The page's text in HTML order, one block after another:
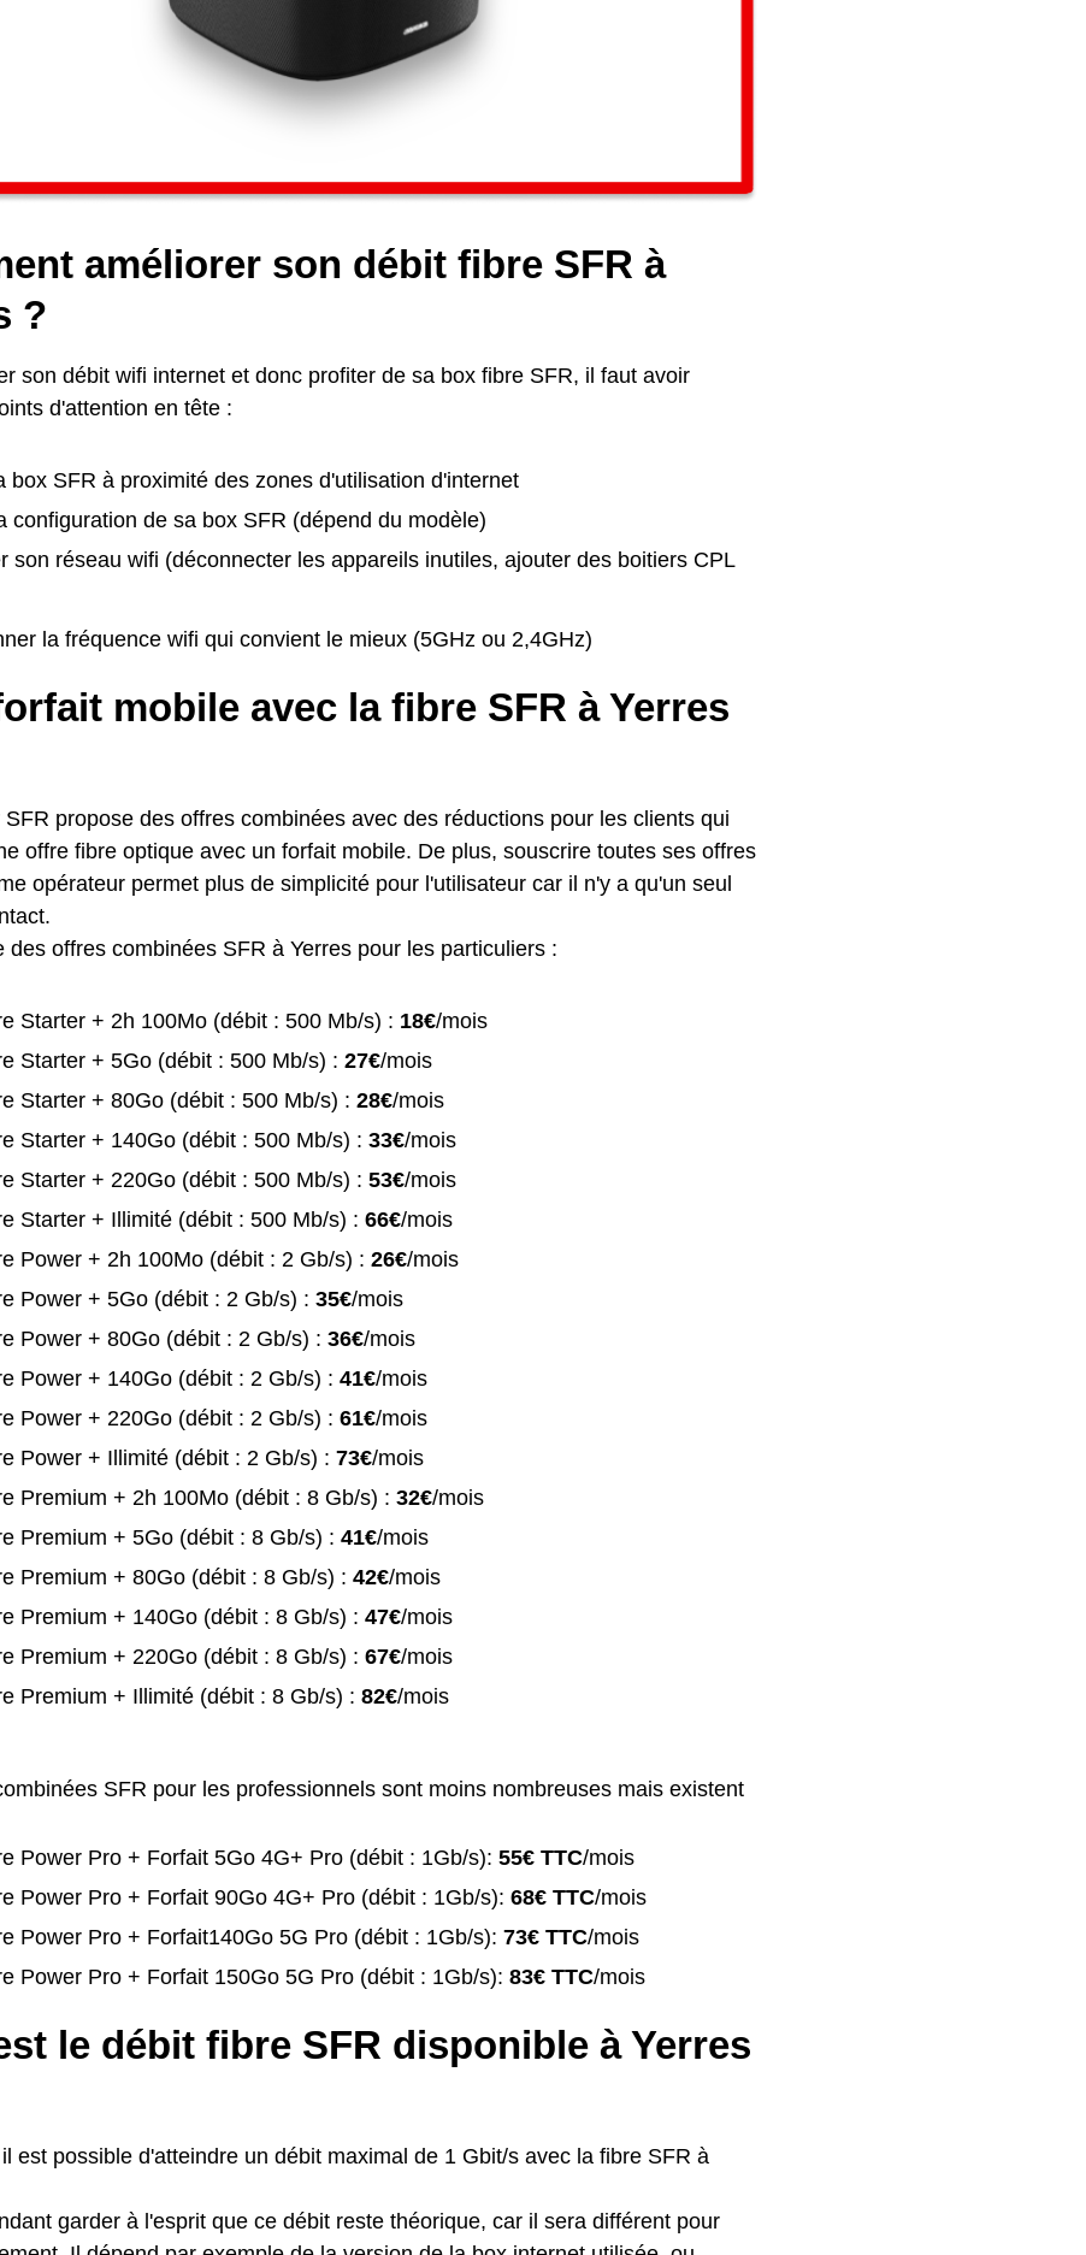
améliorer son débit fibre SFR à
?
son débit wifi internet et donc profiter de sa box fibre SFR, il faut avoir
d'attention en tête :
box SFR à proximité des zones d'utilisation d'internet
configuration de sa box SFR (dépend du modèle)
son réseau wifi (déconnecter les appareils inutiles, ajouter des boitiers CPL
la fréquence wifi qui convient le mieux (5GHz ou 2,4GHz)
mobile avec la fibre SFR à Yerres
SFR propose des offres combinées avec des réductions pour les clients qui
offre fibre optique avec un forfait mobile. De plus, souscrire toutes ses offres
opérateur permet plus de simplicité pour l'utilisateur car il n'y a qu'un seul
des offres combinées SFR à Yerres pour les particuliers :
Starter + 2h 100Mo (débit : 500 Mb/s) : 18€/mois
Starter + 5Go (débit : 500 Mb/s) : 27€/mois
Starter + 80Go (débit : 500 Mb/s) : 28€/mois
Starter + 140Go (débit : 500 Mb/s) : 33€/mois
Starter + 220Go (débit : 500 Mb/s) : 53€/mois
Starter + Illimité (débit : 500 Mb/s) : 66€/mois
Power + 2h 100Mo (débit : 2 Gb/s) : 26€/mois
Power + 5Go (débit : 2 Gb/s) : 35€/mois
Power + 80Go (débit : 2 Gb/s) : 36€/mois
Power + 140Go (débit : 2 Gb/s) : 41€/mois
Power + 220Go (débit : 2 Gb/s) : 61€/mois
Power + Illimité (débit : 2 Gb/s) : 73€/mois
Premium + 2h 100Mo (débit : 8 Gb/s) : 32€/mois
Premium + 5Go (débit : 8 Gb/s) : 41€/mois
Premium + 80Go (débit : 8 Gb/s) : 42€/mois
Premium + 140Go (débit : 8 Gb/s) : 47€/mois
Premium + 220Go (débit : 8 Gb/s) : 67€/mois
Premium + Illimité (débit : 8 Gb/s) : 82€/mois
SFR pour les professionnels sont moins nombreuses mais existent
Power Pro + Forfait 5Go 4G+ Pro (débit : 1Gb/s): 55€ TTC/mois
Power Pro + Forfait 90Go 4G+ Pro (débit : 1Gb/s): 68€ TTC/mois
Power Pro + Forfait140Go 5G Pro (débit : 1Gb/s): 73€ TTC/mois
Power Pro + Forfait 150Go 5G Pro (débit : 1Gb/s): 83€ TTC/mois
le débit fibre SFR disponible à Yerres
est possible d'atteindre un débit maximal de 1 Gbit/s avec la fibre SFR à
garder à l'esprit que ce débit reste théorique, car il sera différent pour